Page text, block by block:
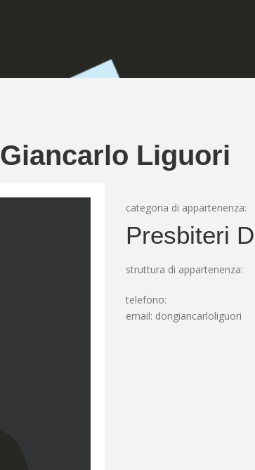
Giancarlo Liguori
categoria di appartenenza:
Presbiteri
struttura di appartenenza:
telefono:
email: dongiancarloliguori